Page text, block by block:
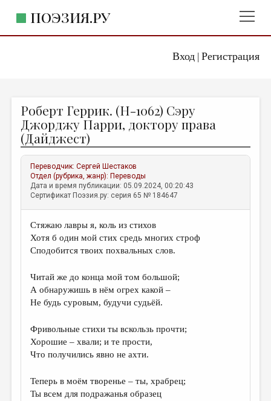
Вход| Регистрация
ПОЭЗИЯ.РУ
ЖАНРЫ
АВТОРЫ
КОММЕНТАРИИ
ЛИТСАЛОН
НОВОСТИ
ПРАВИЛА САЙТА
ОТДЕЛЫ И РУБРИКИ
ДАЙДЖЕСТ
ПРОИЗВЕДЕНИЯ
ПЕРЕВОДЫ
КОНКУРСЫ
КНИЖНАЯ ПОЛКА
Роберт Геррик. (Н-1062) Сэру
Джорджу Парри, доктору права
(Дайджест)
Переводчик:Сергей Шестаков
Отдел (рубрика, жанр): Переводы
Дата и время публикации: 05.09.2024, 00:20:43
Сертификат Поэзия.ру: серия 65 № 184647
Стяжаю лавры я, коль из стихов
Хотя б один мой стих средь многих строф
Сподобится твоих похвальных слов.
Читай же до конца мой том большой;
А обнаружишь в нём огрех какой –
Не будь суровым, будучи судьёй.
Фривольные стихи ты вскользь прочти;
Хорошие – хвали; и те прости,
Что получились явно не ахти.
Теперь в моём творенье – ты, храбрец;
Ты всем для подражанья образец